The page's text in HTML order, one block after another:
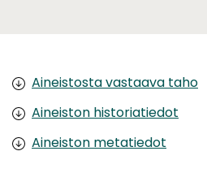
Aineistosta vastaava taho
Aineiston historiatiedot
Aineiston metatiedot